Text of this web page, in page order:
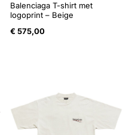
Balenciaga T-shirt met
logoprint – Beige
€ 575,00